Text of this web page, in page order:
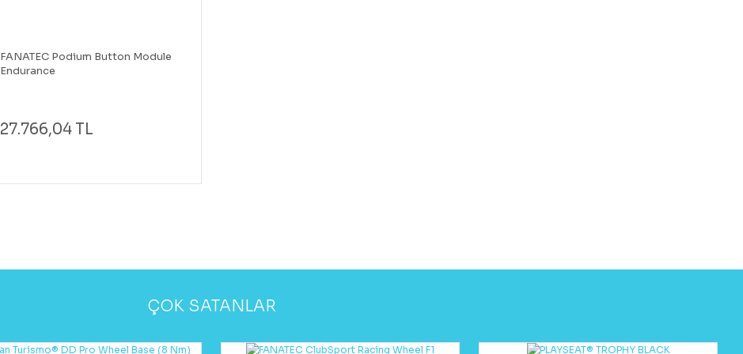
FANATEC Podium Button Module
Endurance
27.766,04 TL
ÇOK SATANLAR